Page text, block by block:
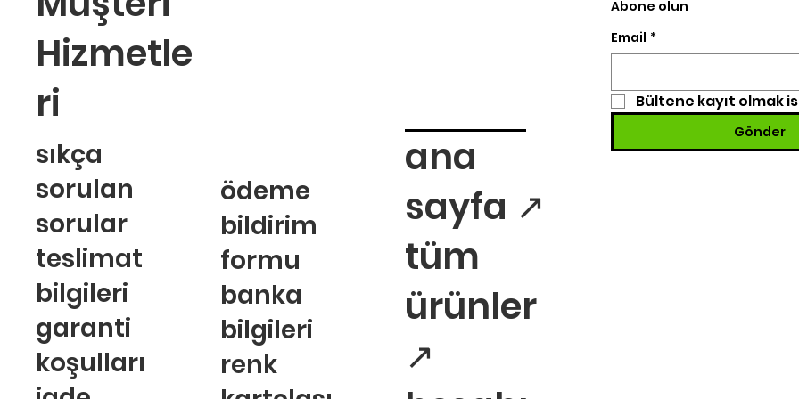
Abone olun
Email *
Bültene kayıt olmak
Gönder
Hizmetle
ri
sıkça
sorulan
sorular
teslimat
bilgileri
garanti
koşulları
ödeme
bildirim
formu
banka
bilgileri
renk
ana
sayfa ↗
tüm
ürünler
↗